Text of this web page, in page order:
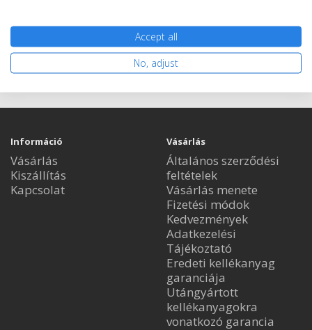
Nem rendelhető
Információ
Vásárlás
Kiszállítás
Kapcsolat
Vásárlás
Általános szerződési
feltételek
Vásárlás menete
Fizetési módok
Kedvezmények
Adatkezelési
Tájékoztató
Eredeti kellékanyag
garanciája
Utángyártott
kellékanyagokra
vonatkozó garancia
Accept all
No, adjust